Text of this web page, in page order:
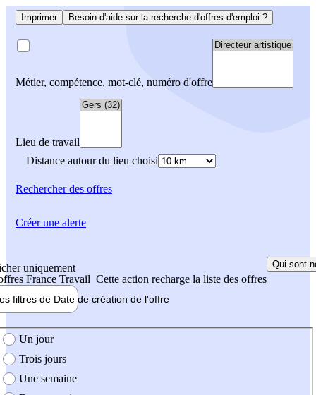
Imprimer Besoin d'aide sur la recherche d'offres d'emploi ?
Métier, compétence, mot-clé, numéro d'offre
Lieu de travail
Distance autour du lieu choisi
Rechercherdes offres
uniquement
France Travail Cette action recharge la liste des offres
Qui sont
filtres de Date de création de l'offre
création de l'offre
Un jour
Trois jours
Une semaine
Créer une alerte